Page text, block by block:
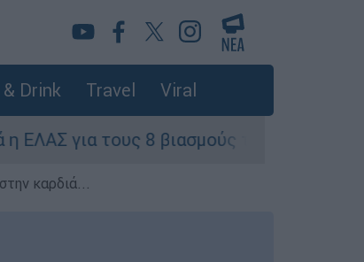
Drink Travel Viral
τους 8 βιασμούς τουριστριών - «Μόνο 3
καρδιά...